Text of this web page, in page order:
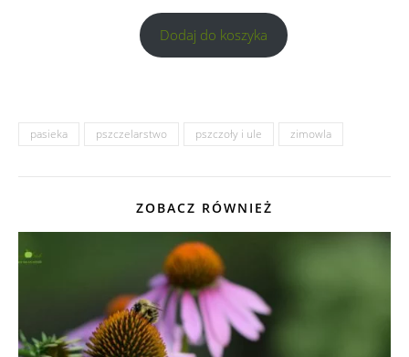
Dodaj do koszyka
pasieka pszczelarstwo pszczoły i ule zimowla
ZOBACZ RÓWNIEŻ